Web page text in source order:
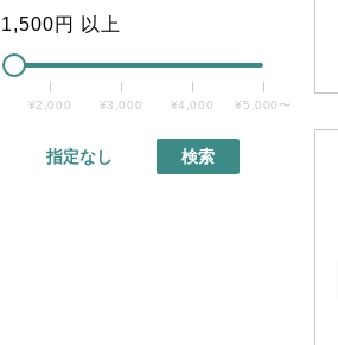
1,500円 以上
¥2,000 ¥3,000 ¥4,000 ¥5,000〜
指定なし 検索